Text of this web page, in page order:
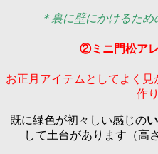
＊裏に壁にかけるた
②ミニ門松ア
お正月アイテムとしてよく
作
既に緑色が初々しい感じの
して土台があります（高